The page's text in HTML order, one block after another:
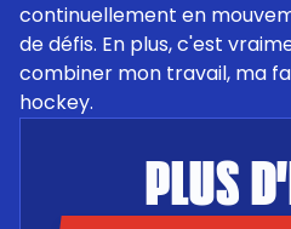
continuellement en
de défis. En plus, c'est
combiner mon travail, ma
hockey.
PLUS